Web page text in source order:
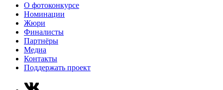
О фотоконкурсе
Номинации
Жюри
Финалисты
Партнёры
Медиа
Контакты
Поддержать проект